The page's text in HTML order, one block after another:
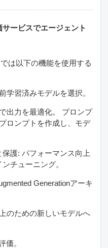
ービスでエージェント
は以下の機能を使用する
学習済みモデルを選択。
出力を最適化。 プロンプ
ロンプトを作成し、モデ
護: パフォーマンス向上
チューニング。
Generationアーキ
のための新しいモデルへ
価。